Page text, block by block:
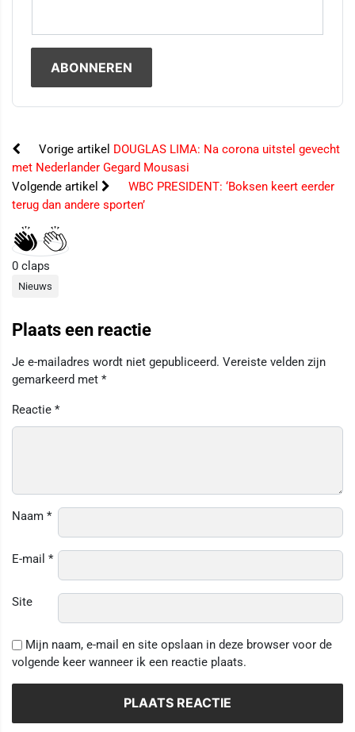
Vorige artikel DOUGLAS LIMA: Na corona uitstel gevecht
met Nederlander Gegard Mousasi
Volgende artikel
WBC PRESIDENT: ‘Boksen keert eerder
terug dan andere sporten’
0 claps
Nieuws
Plaats een reactie
Je e-mailadres wordt niet gepubliceerd. Vereiste velden zijn
gemarkeerd met *
Reactie *
Naam *
E-mail *
Site
Mijn naam, e-mail en site opslaan in deze browser voor de
volgende keer wanneer ik een reactie plaats.